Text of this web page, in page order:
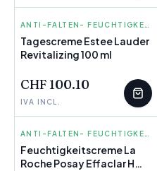
ESTEE LAUDER
WENIGE ÜBRIG
ANTI-FALTEN- FEUCHTIGKEITS CREMES
Tagescreme Estee Lauder
Revitalizing 100 ml
CHF 100.10
IVA INCL.
LA ROCHE POSAY
WENIGE ÜBRIG
ANTI-FALTEN- FEUCHTIGKEITS CREMES
Feuchtigkeitscreme La
Roche Posay Effaclar H